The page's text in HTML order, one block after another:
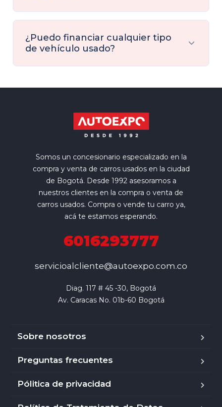
¿Puedo financiar cualquier tipo
de vehículo usado?
Somos un concesionario especializado en la
compra y venta de carros usados en la ciudad
de Bogotá. Desde 1992 asesoramos a
nuestros clientes en la compra o venta de
carros usados. Compra o vende tu carro ya,
acá te estamos esperando.
6016293777
servicioalcliente@autoexpo.com.co
Diag. 117 # 45 -30, Bogotá
Av. Caracas No. 01b-60 Bogotá
Sobre nosotros
Preguntas frecuentes
Pólitica de privacidad